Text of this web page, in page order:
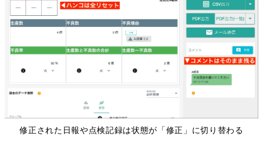
修正された日報や点検記録は状態が「修正」に切り替わる